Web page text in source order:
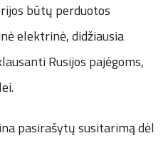
būtų perduotos
elektrinė, didžiausia
Rusijos pajėgoms,
pasirašytų susitarimą dėl